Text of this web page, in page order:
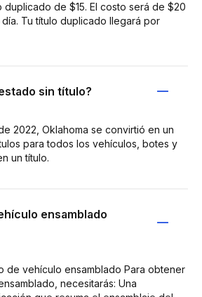
duplicado de $15. El costo será de $20
Tu título duplicado llegará por
sin título?
2022, Oklahoma se convirtió en un
para todos los vehículos, botes y
un título.
ensamblado
de vehículo ensamblado Para obtener
necesitarás: Una